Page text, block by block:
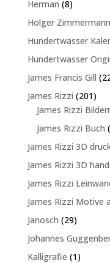
Herman 88
Holger Zimmermann
Hundertwasser
Hundertwasser
James Francis Gill
James Rizzi 201201
James Rizzi
James Rizzi Buch
James Rizzi 3D
James Rizzi 3D
James Rizzi
James Rizzi Motive
Janosch 2929
Produkte
Johannes
Kalligrafie 11